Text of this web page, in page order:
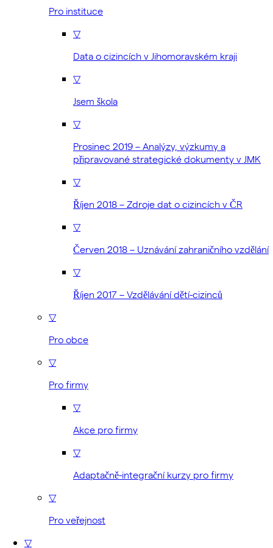
Pro instituce
▽
Data o cizincích v Jihomoravském kraji
▽
Jsem škola
▽
Prosinec 2019 – Analýzy, výzkumy a
připravované strategické dokumenty v JMK
▽
Říjen 2018 – Zdroje dat o cizincích v ČR
▽
Červen 2018 – Uznávání zahraničního vzdělání
▽
Říjen 2017 – Vzdělávání dětí-cizinců
▽
Pro obce
▽
Pro firmy
▽
Akce pro firmy
▽
Adaptačně-integrační kurzy pro firmy
▽
Pro veřejnost
▽